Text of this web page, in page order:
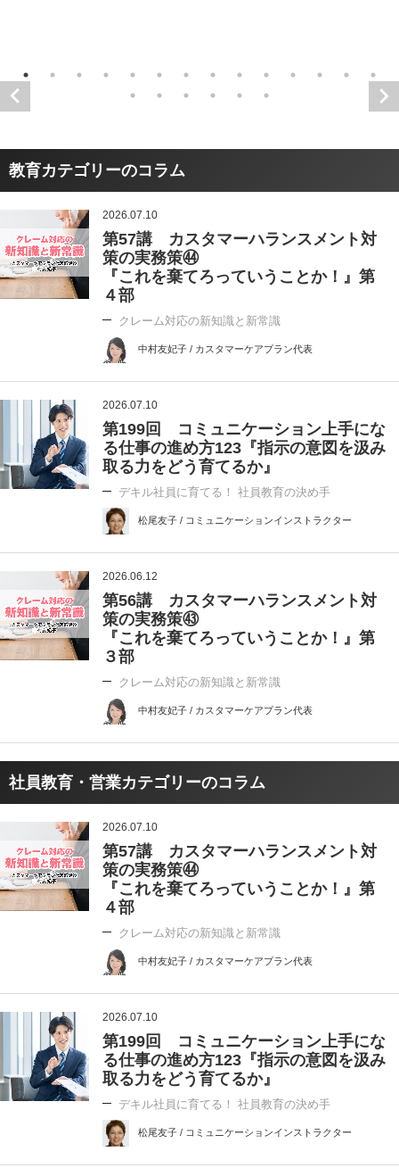
教育カテゴリーのコラム
2026.07.10
第57講 カスタマーハランスメント対
策の実務策㊹
『これを棄てろっていうことか！』第
４部
クレーム対応の新知識と新常識
中村友妃子 / カスタマーケアプラン代表
2026.07.10
第199回 コミュニケーション上手にな
る仕事の進め方123『指示の意図を汲み
取る力をどう育てるか』
デキル社員に育てる！ 社員教育の決め手
松尾友子 / コミュニケーションインストラクター
2026.06.12
第56講 カスタマーハランスメント対
策の実務策㊸
『これを棄てろっていうことか！』第
３部
クレーム対応の新知識と新常識
中村友妃子 / カスタマーケアプラン代表
社員教育・営業カテゴリーのコラム
2026.07.10
第57講 カスタマーハランスメント対
策の実務策㊹
『これを棄てろっていうことか！』第
４部
クレーム対応の新知識と新常識
中村友妃子 / カスタマーケアプラン代表
2026.07.10
第199回 コミュニケーション上手にな
る仕事の進め方123『指示の意図を汲み
取る力をどう育てるか』
デキル社員に育てる！ 社員教育の決め手
松尾友子 / コミュニケーションインストラクター